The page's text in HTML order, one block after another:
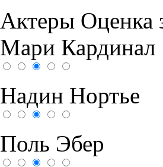
Актеры Оценка
Мари Кардинал
Надин Нортье
Поль Эбер